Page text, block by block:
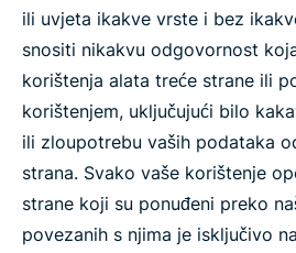
ili uvjeta ikakve vrste i bez
snositi nikakvu odgovornost
korištenja alata treće strane ili
korištenjem, uključujući bilo
ili zloupotrebu vaših podataka
strana. Svako vaše korištenje
strane koji su ponuđeni preko
povezanih s njima je isključivo